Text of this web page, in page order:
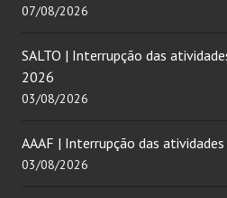
07/08/2026
SALTO | Interrupção das
2026
03/08/2026
AAAF | Interrupção das
03/08/2026